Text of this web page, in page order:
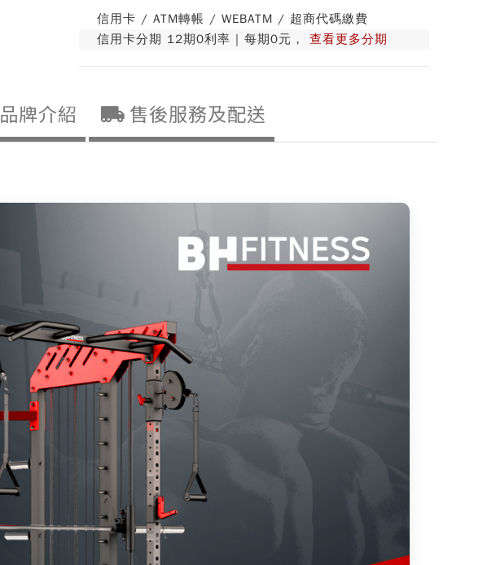
信用卡 / ATM轉帳 / WEBATM / 超商代碼繳費
信用卡分期 12期0利率 | 每期0元， 查看更多分期
品牌介紹 售後服務及配送